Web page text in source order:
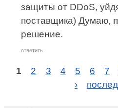
защиты от DDoS,
поставщика) Думаю,
решение.
ответить
1 2 3 4 5 6 7
›